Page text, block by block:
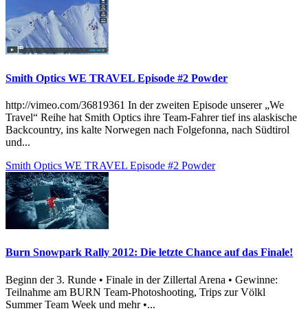
Smith Optics WE TRAVEL Episode #2 Powder
http://vimeo.com/36819361 In der zweiten Episode unserer „We
Travel“ Reihe hat Smith Optics ihre Team-Fahrer tief ins alaskische
Backcountry, ins kalte Norwegen nach Folgefonna, nach Südtirol
und...
Smith Optics WE TRAVEL Episode #2 Powder
Burn Snowpark Rally 2012: Die letzte Chance auf das Finale!
Beginn der 3. Runde • Finale in der Zillertal Arena • Gewinne:
Teilnahme am BURN Team-Photoshooting, Trips zur Völkl
Summer Team Week und mehr •...